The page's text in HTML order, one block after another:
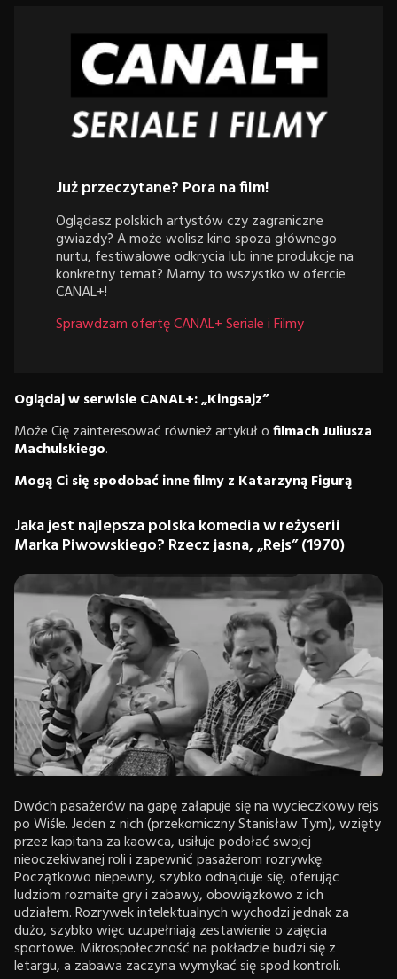
Już przeczytane? Pora na film!
Oglądasz polskich artystów czy zagraniczne
gwiazdy? A może wolisz kino spoza głównego
nurtu, festiwalowe odkrycia lub inne produkcje na
konkretny temat? Mamy to wszystko w ofercie
CANAL+!
Sprawdzam ofertę CANAL+ Seriale i Filmy
Oglądaj w serwisie CANAL+: „Kingsajz”
Może Cię zainteresować również artykuł ofilmach Juliusza
Machulskiego.
Mogą Ci się spodobać inne filmy z Katarzyną Figurą
Jaka jest najlepsza polska komedia w reżyserii
Marka Piwowskiego? Rzecz jasna, „Rejs” (1970)
Dwóch pasażerów na gapę załapuje się na wycieczkowy rejs
po Wiśle. Jeden z nich (przekomiczny Stanisław Tym), wzięty
przez kapitana za kaowca, usiłuje podołać swojej
nieoczekiwanej roli i zapewnić pasażerom rozrywkę.
Początkowo niepewny, szybko odnajduje się, oferując
ludziom rozmaite gry i zabawy, obowiązkowo z ich
udziałem. Rozrywek intelektualnych wychodzi jednak za
dużo, szybko więc uzupełniają zestawienie o zajęcia
sportowe. Mikrospołeczność na pokładzie budzi się z
letargu, a zabawa zaczyna wymykać się spod kontroli.